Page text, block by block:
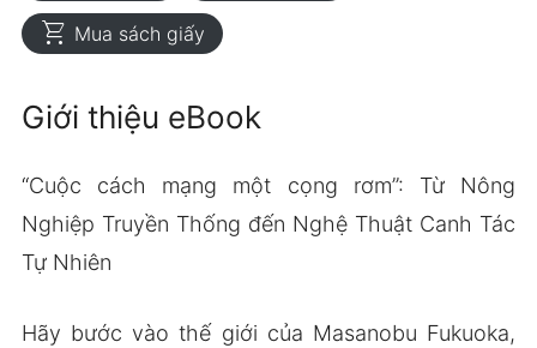
shopping_cart Mua sách giấy
Giới thiệu eBook
“Cuộc cách mạng một cọng rơm”: Từ Nông
Nghiệp Truyền Thống đến Nghệ Thuật Canh Tác
Tự Nhiên
Hãy bước vào thế giới của Masanobu Fukuoka,